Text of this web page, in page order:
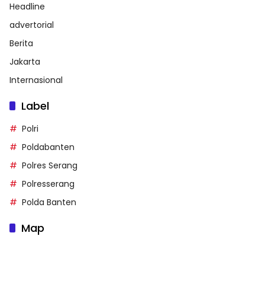
Headline
advertorial
Berita
Jakarta
Internasional
Label
Polri
Poldabanten
Polres Serang
Polresserang
Polda Banten
Map